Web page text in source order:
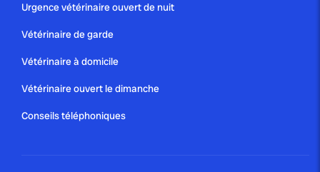
Urgence vétérinaire ouvert de nuit
Vétérinaire de garde
Vétérinaire à domicile
Vétérinaire ouvert le dimanche
Conseils téléphoniques